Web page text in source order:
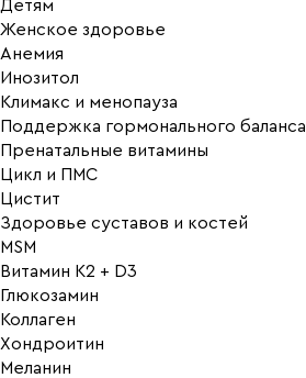
Детям
Женское здоровье
Анемия
Инозитол
Климакс и менопауза
Поддержка гормонального баланса
Пренатальные витамины
Цикл и ПМС
Цистит
Здоровье суставов и костей
MSM
Витамин K2 + D3
Глюкозамин
Коллаген
Хондроитин
Меланин